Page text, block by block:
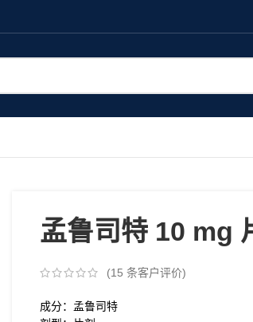
孟鲁司特 10 mg
(15 条客户评价)
成分：孟鲁司特